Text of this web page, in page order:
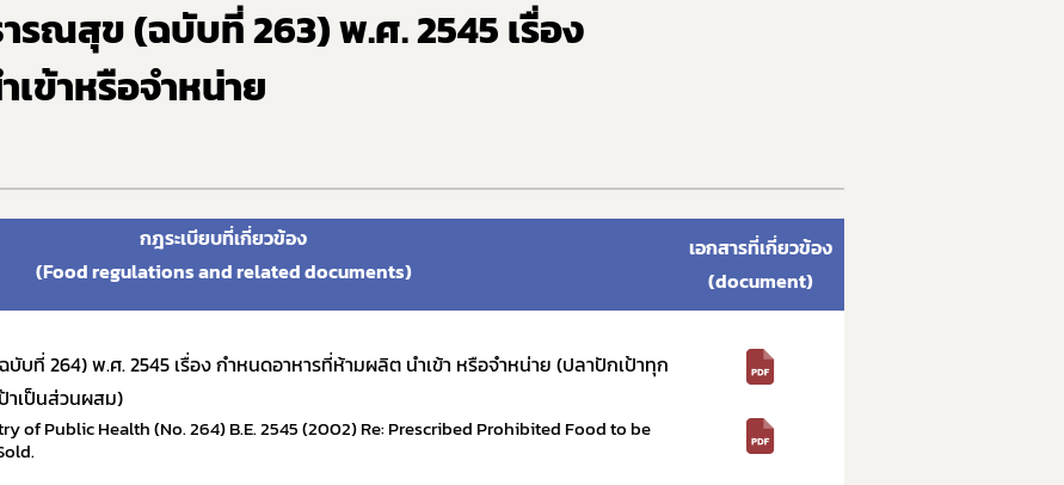
นอาหารที่มีสารพิษ-ยาสัตว์ตกค้าง
ากสิ่งมีชีวิตดัดแปรพันธุกรรม
ห้ามผลิต นำเข้า หรือจำหน่าย
รณสุข (ฉบับที่ 263) พ.ศ. 2545 เรื่อง
ข้าหรือจำหน่าย
กฎระเบียบที่เกี่ยวข้อง
(Food regulations and related documents)
เอกสารที่เกี่ยวข้อง
(document)
บับที่ 264) พ.ศ. 2545 เรื่อง กำหนดอาหารที่ห้ามผลิต นำเข้า หรือจำหน่าย (ปลาปักเป้าทุก
าเป็นส่วนผสม)
of Public Health (No. 264) B.E. 2545 (2002) Re: Prescribed Prohibited Food to be